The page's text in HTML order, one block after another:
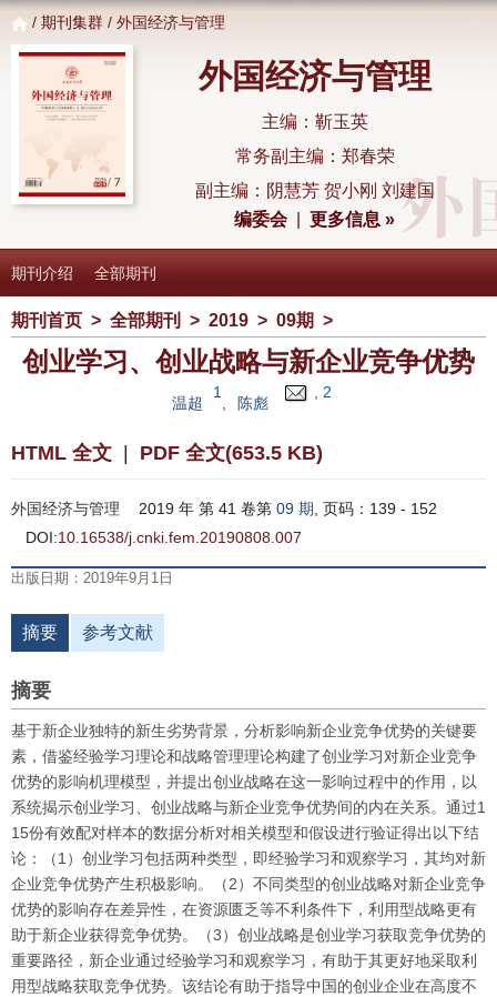
/ 期刊集群 / 外国经济与管理
外国经济与管理
主编：靳玉英
常务副主编：郑春荣
副主编：阴慧芳 贺小刚 刘建国
编委会|更多信息 »
期刊介绍 全部期刊
期刊首页 > 全部期刊 > 2019 > 09期 >
创业学习、创业战略与新企业竞争优势
温超
1
陈彪
, 2
HTML 全文 PDF 全文(653.5 KB)
外国经济与管理 2019 年 第 41 卷第 09 期, 页码：139 - 152
DOI:10.16538/j.cnki.fem.20190808.007
出版日期：2019年9月1日
摘要 参考文献
摘要
基于新企业独特的新生劣势背景，分析影响新企业竞争优势的关键要
素，借鉴经验学习理论和战略管理理论构建了创业学习对新企业竞争
优势的影响机理模型，并提出创业战略在这一影响过程中的作用，以
系统揭示创业学习、创业战略与新企业竞争优势间的内在关系。通过1
15份有效配对样本的数据分析对相关模型和假设进行验证得出以下结
论：（1）创业学习包括两种类型，即经验学习和观察学习，其均对新
企业竞争优势产生积极影响。（2）不同类型的创业战略对新企业竞争
优势的影响存在差异性，在资源匮乏等不利条件下，利用型战略更有
助于新企业获得竞争优势。（3）创业战略是创业学习获取竞争优势的
重要路径，新企业通过经验学习和观察学习，有助于其更好地采取利
用型战略获取竞争优势。该结论有助于指导中国的创业企业在高度不